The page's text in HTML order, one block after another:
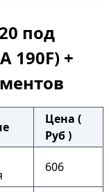
под
190F) +
Цена (
Руб )
606